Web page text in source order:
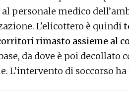
personale medico
L'elicottero è quindi
rimasto assieme al
da dove è poi
L’intervento di soccorso